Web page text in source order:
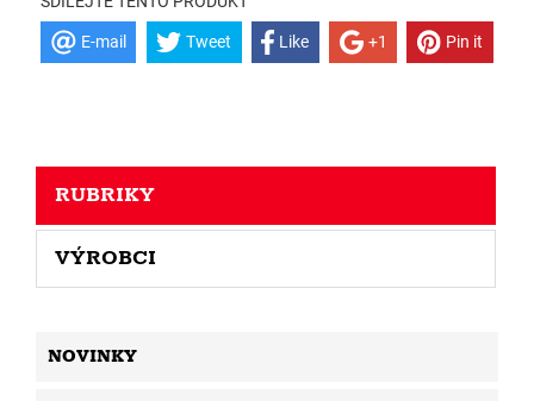
E-mail Tweet Like +1 Pin it
RUBRIKY
VÝROBCI
NOVINKY